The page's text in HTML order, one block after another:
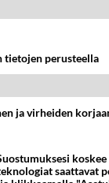
tietojen perusteella
ja virheiden